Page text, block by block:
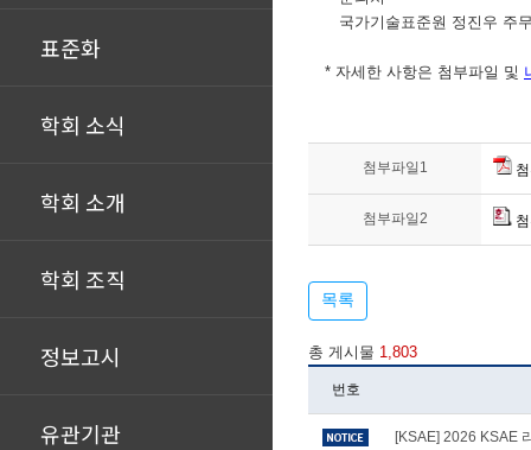
표준화
학회 소식
학회 소개
학회 조직
정보고시
유관기관
국가기술표준원 정진우 주
* 자세한 사항은 첨부파일 및
첨부파일1
첨부파일2
목록
총 게시물 1,803
번호
[KSAE] 2026 KSAE